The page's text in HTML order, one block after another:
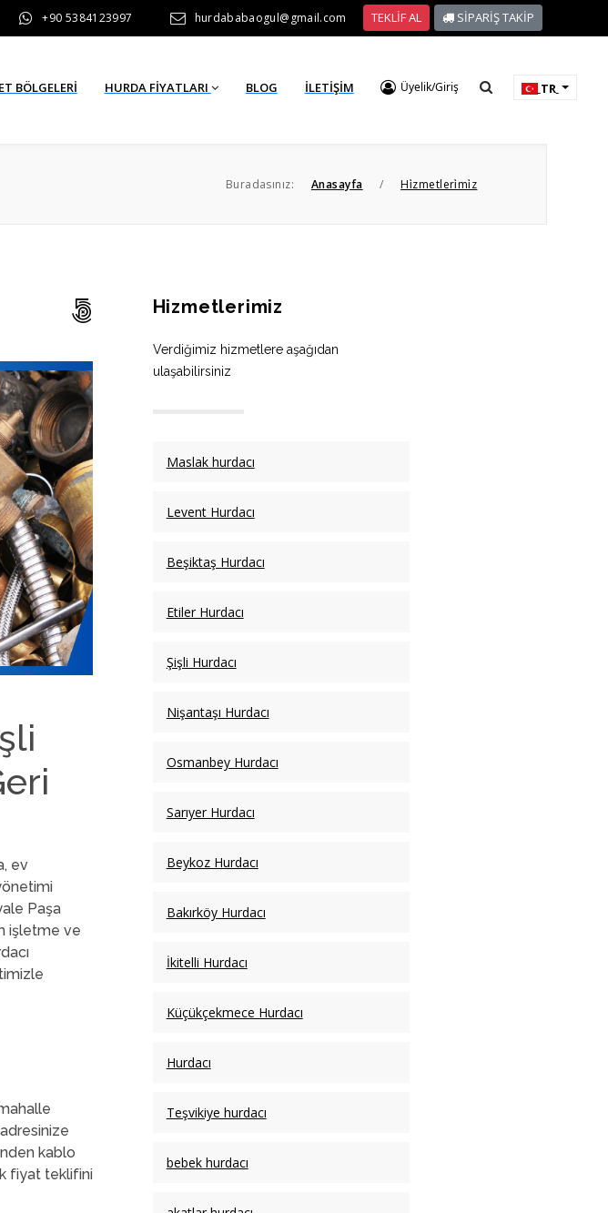
+90 5384123997 hurdababaogul@gmail.com TEKLİF AL SİPARİŞ TAKİP
BÖLGELERI HURDA FİYATLARI BLOG İLETIŞIM Üyelik/Giriş TR
Buradasınız: Anasayfa / Hi̇zmetleri̇mi̇z
ev
Paşa
işletme ve
kablo
fiyat teklifini
Hizmetlerimiz
Verdiğimiz hizmetlere aşağıdan
ulaşabilirsiniz
Maslak hurdacı
Levent Hurdacı
Beşiktaş Hurdacı
Etiler Hurdacı
Şişli Hurdacı
Nişantaşı Hurdacı
Osmanbey Hurdacı
Sarıyer Hurdacı
Beykoz Hurdacı
Bakırköy Hurdacı
İkitelli Hurdacı
Küçükçekmece Hurdacı
Hurdacı
Teşvikiye hurdacı
bebek hurdacı